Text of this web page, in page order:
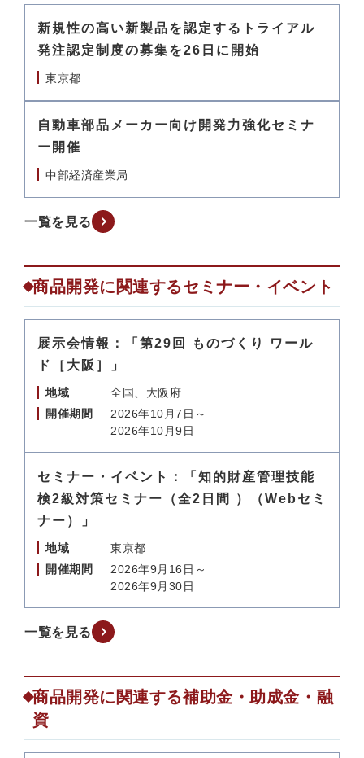
新規性の高い新製品を認定するトライアル
発注認定制度の募集を26日に開始
東京都
自動車部品メーカー向け開発力強化セミナ
ー開催
中部経済産業局
一覧を見る
商品開発に関連するセミナー・イベント
展示会情報：「第29回 ものづくり ワール
ド［大阪］」
地域
全国、大阪府
開催期間
2026年10月7日～
2026年10月9日
セミナー・イベント：「知的財産管理技能
検2級対策セミナー（全2日間 ）（Webセミ
ナー）」
地域
東京都
開催期間
2026年9月16日～
2026年9月30日
一覧を見る
商品開発に関連する補助金・助成金・融
資